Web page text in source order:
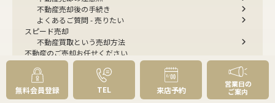
不動産売却後の手続き
よくあるご質問 - 売りたい
スピード売却
不動産買取という売却方法
不動産のご売却お任せください
弊社が選ばれる理由
売却成功ストーリー40選
売却成約事例
お預かり物件掲載実例
無料会員登録 TEL 来店予約
営業日の
ご案内